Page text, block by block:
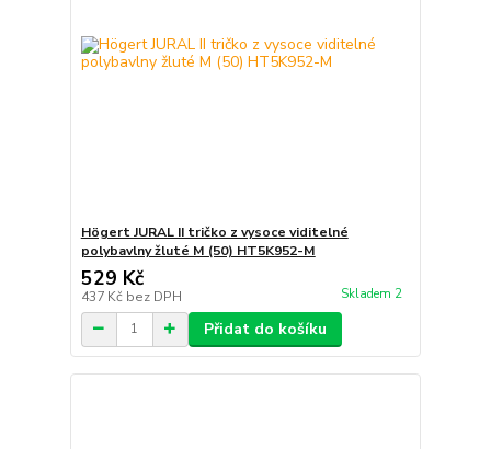
Högert JURAL II tričko z vysoce viditelné
polybavlny žluté M (50) HT5K952-M
529 Kč
437 Kč bez DPH Skladem 2
Přidat do košíku